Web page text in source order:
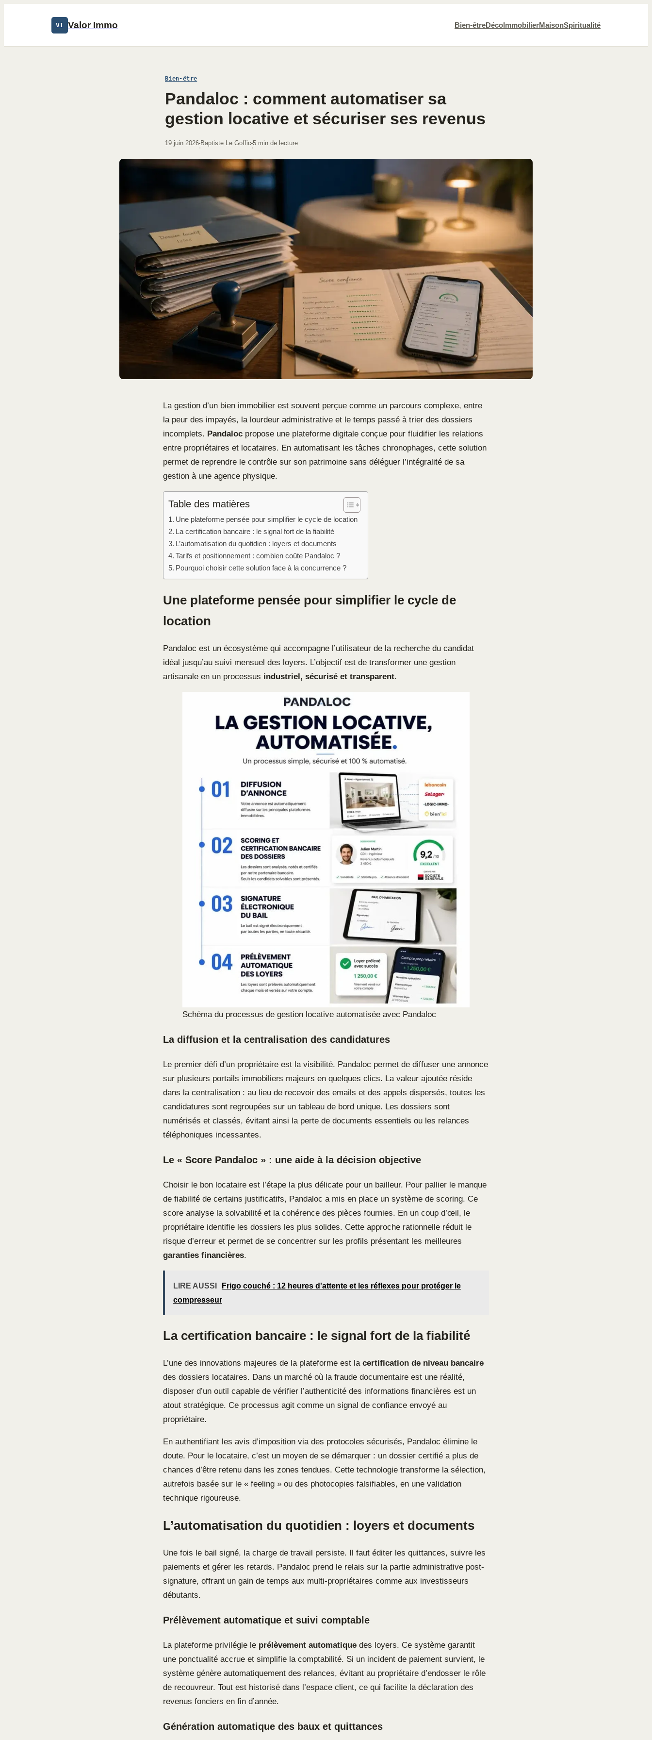
VI Valor Immo Bien-êtreDécoImmobilierMaisonSpiritualité
Bien-être
Pandaloc : comment automatiser sa
gestion locative et sécuriser ses revenus
19 juin 2026
·
Baptiste Le Goffic
·
5 min de lecture
La gestion d’un bien immobilier est souvent perçue comme un parcours complexe, entre
la peur des impayés, la lourdeur administrative et le temps passé à trier des dossiers
incomplets. Pandaloc propose une plateforme digitale conçue pour fluidifier les relations
entre propriétaires et locataires. En automatisant les tâches chronophages, cette solution
permet de reprendre le contrôle sur son patrimoine sans déléguer l’intégralité de sa
gestion à une agence physique.
Table des matières
Une plateforme pensée pour simplifier le cycle de location
La certification bancaire : le signal fort de la fiabilité
L’automatisation du quotidien : loyers et documents
Tarifs et positionnement : combien coûte Pandaloc ?
Pourquoi choisir cette solution face à la concurrence ?
Une plateforme pensée pour simplifier le cycle de
location
Pandaloc est un écosystème qui accompagne l’utilisateur de la recherche du candidat
idéal jusqu’au suivi mensuel des loyers. L’objectif est de transformer une gestion
artisanale en un processus industriel, sécurisé et transparent.
Schéma du processus de gestion locative automatisée avec Pandaloc
La diffusion et la centralisation des candidatures
Le premier défi d’un propriétaire est la visibilité. Pandaloc permet de diffuser une annonce
sur plusieurs portails immobiliers majeurs en quelques clics. La valeur ajoutée réside
dans la centralisation : au lieu de recevoir des emails et des appels dispersés, toutes les
candidatures sont regroupées sur un tableau de bord unique. Les dossiers sont
numérisés et classés, évitant ainsi la perte de documents essentiels ou les relances
téléphoniques incessantes.
Le « Score Pandaloc » : une aide à la décision objective
Choisir le bon locataire est l’étape la plus délicate pour un bailleur. Pour pallier le manque
de fiabilité de certains justificatifs, Pandaloc a mis en place un système de scoring. Ce
score analyse la solvabilité et la cohérence des pièces fournies. En un coup d’œil, le
propriétaire identifie les dossiers les plus solides. Cette approche rationnelle réduit le
risque d’erreur et permet de se concentrer sur les profils présentant les meilleures
garanties financières.
LIRE AUSSI
Frigo couché : 12 heures d'attente et les réflexes pour protéger le
compresseur
La certification bancaire : le signal fort de la fiabilité
L’une des innovations majeures de la plateforme est la certification de niveau bancaire
des dossiers locataires. Dans un marché où la fraude documentaire est une réalité,
disposer d’un outil capable de vérifier l’authenticité des informations financières est un
atout stratégique. Ce processus agit comme un signal de confiance envoyé au
propriétaire.
En authentifiant les avis d’imposition via des protocoles sécurisés, Pandaloc élimine le
doute. Pour le locataire, c’est un moyen de se démarquer : un dossier certifié a plus de
chances d’être retenu dans les zones tendues. Cette technologie transforme la sélection,
autrefois basée sur le « feeling » ou des photocopies falsifiables, en une validation
technique rigoureuse.
L’automatisation du quotidien : loyers et documents
Une fois le bail signé, la charge de travail persiste. Il faut éditer les quittances, suivre les
paiements et gérer les retards. Pandaloc prend le relais sur la partie administrative post-
signature, offrant un gain de temps aux multi-propriétaires comme aux investisseurs
débutants.
Prélèvement automatique et suivi comptable
La plateforme privilégie le prélèvement automatique des loyers. Ce système garantit
une ponctualité accrue et simplifie la comptabilité. Si un incident de paiement survient, le
système génère automatiquement des relances, évitant au propriétaire d’endosser le rôle
de recouvreur. Tout est historisé dans l’espace client, ce qui facilite la déclaration des
revenus fonciers en fin d’année.
Génération automatique des baux et quittances